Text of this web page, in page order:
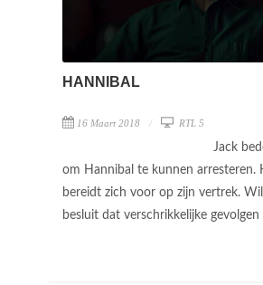
HANNIBAL
16 Maart 2018 RTL 5
Jack
om Hannibal te kunnen arresteren.
bereidt zich voor op zijn vertrek.
besluit dat verschrikkelijke gevolgen